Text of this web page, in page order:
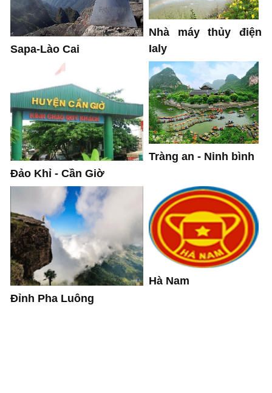
Sapa-Lào Cai
Nhà máy thủy điện
Ialy
Đảo Khỉ - Cần Giờ
Tràng an - Ninh bình
Đỉnh Pha Luông
Hà Nam